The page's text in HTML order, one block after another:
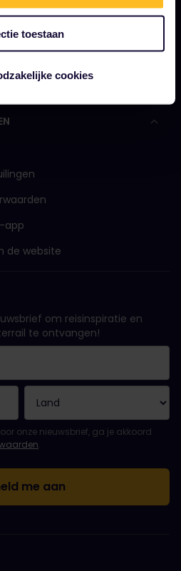
toestaan
cookies
app
de website
om reisinspiratie en
te ontvangen!
veld!
de nieuwsbrief. Probeer het later
op deze nieuwsbrief!
voorwaarden om je in te
onze nieuwsbrief, ga je akkoord
.